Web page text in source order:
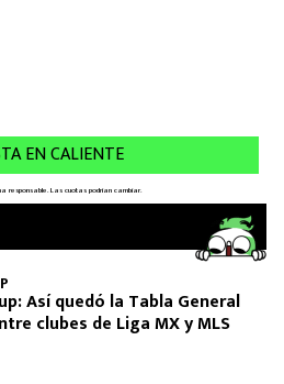
Así quedó la Tabla General
clubes de Liga MX y MLS